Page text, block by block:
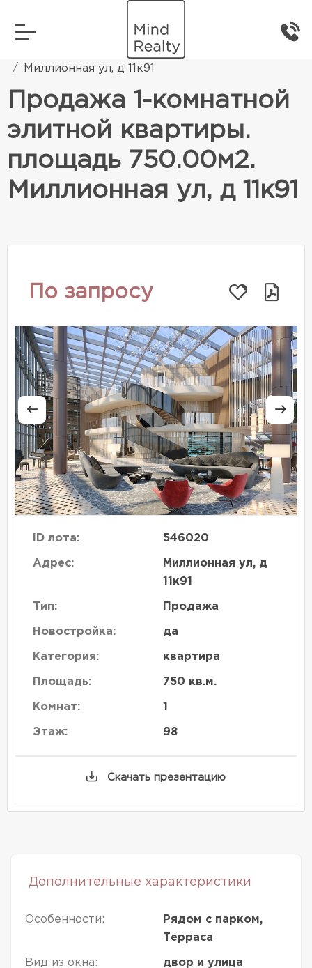
Элитная жилая недвижимость
Миллионная ул, д 11к91
Продажа 1-комнатной
элитной квартиры.
площадь 750.00м2.
Миллионная ул, д 11к91
По запросу
ID лота: 546020
Адрес:
Миллионная ул, д
11к91
Тип: Продажа
Новостройка: да
Категория: квартира
Площадь: 750 кв.м.
Комнат: 1
Этаж: 98
Скачать презентацию
Дополнительные характеристики
Особенности:
Рядом с парком,
Терраса
Вид из окна: двор и улица